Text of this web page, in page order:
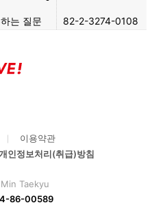
는 질문 82-2-3274-0108
이용약관
인정보처리(취급)방침
Taekyu
86-00589